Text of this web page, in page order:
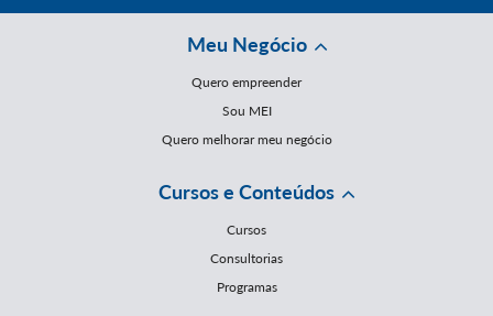
Meu Negócio
Quero empreender
Sou MEI
Quero melhorar meu negócio
Cursos e Conteúdos
Cursos
Consultorias
Programas